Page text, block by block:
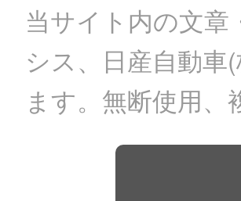
当サイト内の文
シス、日産自動
ます。無断使用